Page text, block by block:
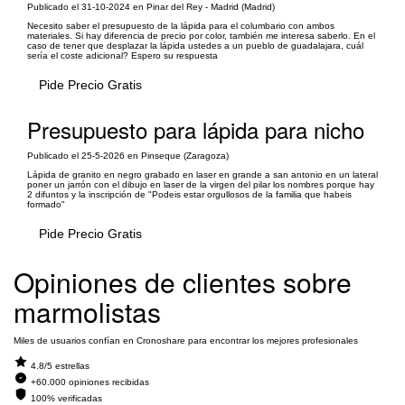
Publicado el 31-10-2024 en Pinar del Rey - Madrid (Madrid)
Necesito saber el presupuesto de la lápida para el columbario con ambos
materiales. Si hay diferencia de precio por color, también me interesa saberlo. En el
caso de tener que desplazar la lápida ustedes a un pueblo de guadalajara, cuál
sería el coste adicional? Espero su respuesta
Pide Precio Gratis
Presupuesto para lápida para nicho
Publicado el 25-5-2026 en Pinseque (Zaragoza)
Lápida de granito en negro grabado en laser en grande a san antonio en un lateral
poner un jarrón con el dibujo en laser de la virgen del pilar los nombres porque hay
2 difuntos y la inscripción de "Podeis estar orgullosos de la familia que habeis
formado"
Pide Precio Gratis
Opiniones de clientes sobre
marmolistas
Miles de usuarios confían en Cronoshare para encontrar los mejores profesionales
4.8/5 estrellas
+60.000 opiniones recibidas
100% verificadas